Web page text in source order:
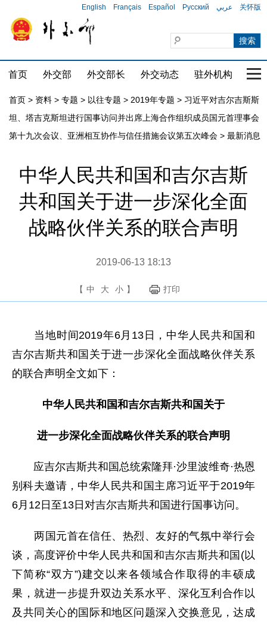
English Français Español Русский عربي 关怀版
首页 外交部 外交部长 外交动态 驻外机构 国
首页 > 资料 > 专题 > 以往专题 > 2019年专题 > 习近平对吉尔吉斯斯
坦、塔吉克斯坦进行国事访问并出席上海合作组织成员国元首理事会
第十九次会议、亚洲相互协作与信任措施会议第五次峰会 > 最新消息
中华人民共和国和吉尔吉斯
共和国关于进一步深化全面
战略伙伴关系的联合声明
2019-06-13 18:13
【 中 大 小 】 打印
当地时间2019年6月13日，中华人民共和国和
吉尔吉斯共和国关于进一步深化全面战略伙伴关系
的联合声明全文如下：
中华人民共和国和吉尔吉斯共和国关于
进一步深化全面战略伙伴关系的联合声明
应吉尔吉斯共和国总统索隆拜·沙里波维奇·热恩
别科夫邀请，中华人民共和国主席习近平于2019年
6月12日至13日对吉尔吉斯共和国进行国事访问。
两国元首在信任、热烈、友好的气氛中举行会
谈，高度评价中华人民共和国和吉尔吉斯共和国(以
下简称“双方”)建交以来各领域合作取得的丰硕成
果，就进一步提升双边关系水平、深化互利合作以
及共同关心的国际和地区问题深入交换意见，达成